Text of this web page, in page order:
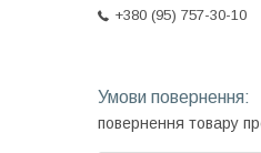
+380 (95) 757-30-10
повернення товару